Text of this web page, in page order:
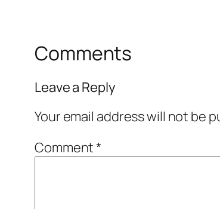
Comments
Leave a Reply
Your email address will not be
Comment*